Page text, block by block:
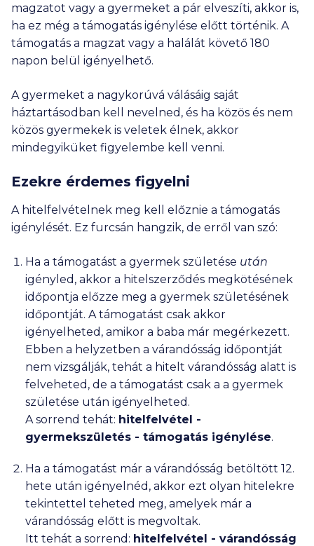
magzatot vagy a gyermeket a pár elveszíti, akkor is,
ha ez még a támogatás igénylése előtt történik. A
támogatás a magzat vagy a halálát követő 180
napon belül igényelhető.
A gyermeket a nagykorúvá válásáig saját
háztartásodban kell nevelned, és ha közös és nem
közös gyermekek is veletek élnek, akkor
mindegyiküket figyelembe kell venni.
Ezekre érdemes figyelni
A hitelfelvételnek meg kell előznie a támogatás
igénylését. Ez furcsán hangzik, de erről van szó:
Ha a támogatást a gyermek születése után
igényled, akkor a hitelszerződés megkötésének
időpontja előzze meg a gyermek születésének
időpontját. A támogatást csak akkor
igényelheted, amikor a baba már megérkezett.
Ebben a helyzetben a várandósság időpontját
nem vizsgálják, tehát a hitelt várandósság alatt is
felveheted, de a támogatást csak a a gyermek
születése után igényelheted.
A sorrend tehát: hitelfelvétel -
gyermekszületés - támogatás igénylése.
Ha a támogatást már a várandósság betöltött 12.
hete után igényelnéd, akkor ezt olyan hitelekre
tekintettel teheted meg, amelyek már a
várandósság előtt is megvoltak.
Itt tehát a sorrend: hitelfelvétel - várandósság